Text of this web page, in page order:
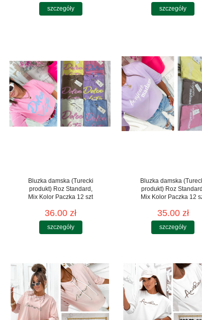
szczegóły szczegóły
Bluzka damska (Turecki
produkt) Roz Standard,
Mix Kolor Paczka 12 szt
36.00 zł
szczegóły
Bluzka damska
produkt) Roz Standard,
Mix Kolor Paczka 12
35.00 zł
szczegóły